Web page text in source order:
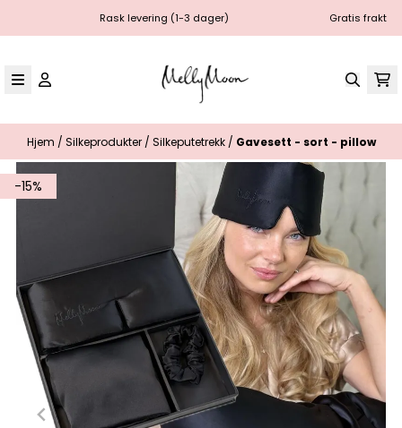
Hopp til innholdRask levering (1-3 dager) Gratis frakt
Hjem / Silkeprodukter / Silkeputetrekk / Gavesett - sort - pillow
-15%